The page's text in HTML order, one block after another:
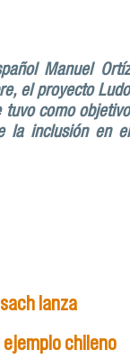
Manuel Ortíz
el proyecto Ludo
tuvo como objetivo
la inclusión en el
la
lanza
chileno